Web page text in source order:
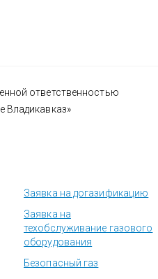
ответственностью
Владикавказ»
Заявка на догазификацию
Заявка на
техобслуживание газового
оборудования
Безопасный газ